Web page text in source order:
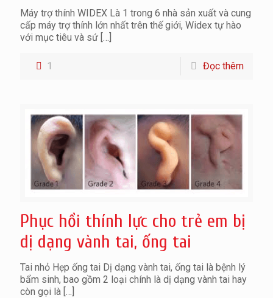
Máy trợ thính WIDEX Là 1 trong 6 nhà sản xuất và cung
cấp máy trợ thính lớn nhất trên thế giới, Widex tự hào
với mục tiêu và sứ […]
1 Đọc thêm
Phục hồi thính lực cho trẻ em bị
dị dạng vành tai, ống tai
Tai nhỏ Hẹp ống tai Dị dạng vành tai, ống tai là bệnh lý
bẩm sinh, bao gồm 2 loại chính là dị dạng vành tai hay
còn gọi là […]